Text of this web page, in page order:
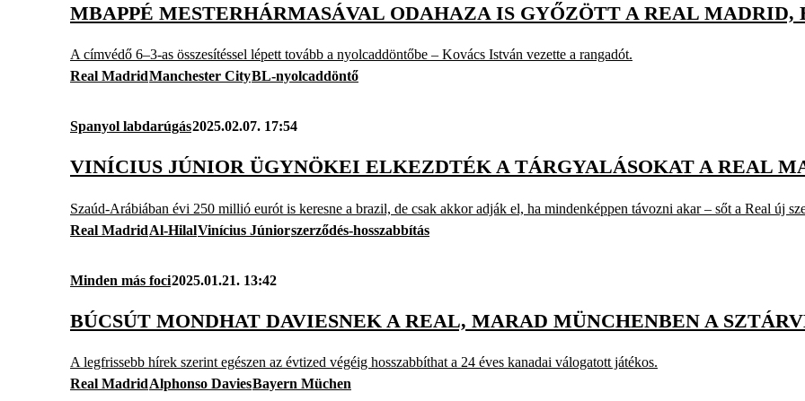
MBAPPÉ MESTERHÁRMASÁVAL ODAHAZA IS GYŐZÖTT A REAL
A címvédő 6–3-as összesítéssel lépett tovább a nyolcaddöntőbe – Kovács István vezette a rangadót.
Real MadridManchester CityBL-nyolcaddöntő
Spanyol labdarúgás2025.02.07. 17:54
VINÍCIUS JÚNIOR ÜGYNÖKEI ELKEZDTÉK A TÁRGYALÁSOKAT A REAL
Szaúd-Arábiában évi 250 millió eurót is keresne a brazil, de csak akkor adják el, ha mindenképpen távozni akar – sőt a Real új
Real MadridAl-HilalVinícius Júniorszerződés-hosszabbítás
Minden más foci2025.01.21. 13:42
BÚCSÚT MONDHAT DAVIESNEK A REAL, MARAD MÜNCHENBEN A
A legfrissebb hírek szerint egészen az évtized végéig hosszabbíthat a 24 éves kanadai válogatott játékos.
Real MadridAlphonso DaviesBayern Müchen